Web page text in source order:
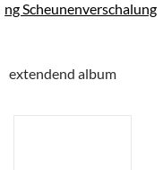
extendend album